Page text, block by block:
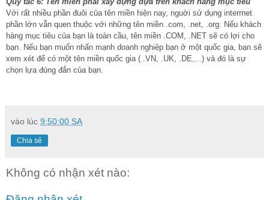
Với rất nhiều phần đuôi của tên miền hiện nay, nguời sử dụng interrnet
phần lớn vẫn quen thuộc với những tên miền .com, .net, .org. Nếu khách
hàng mục tiêu của bạn là toàn cầu, tên miền .COM, .NET sẽ có lợi cho
bạn. Nếu bạn muốn nhấn mạnh doanh nghiệp bạn ở một quốc gia, bạn sẽ
xem xét để có một tên miền quốc gia ( .VN, .UK, .DE,...) và đó là sự
chọn lựa đúng đắn của bạn.
vào lúc 9:50:00 SA
Chia sẻ
Không có nhận xét nào: